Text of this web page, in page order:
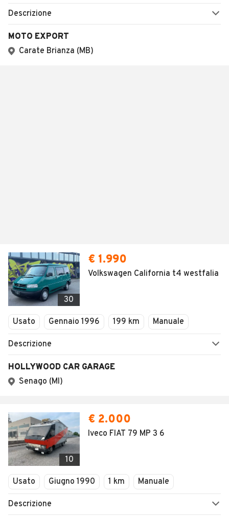
Descrizione
MOTO EXPORT
Carate Brianza (MB)
30
€ 1.990
Volkswagen California t4 westfalia
Usato Gennaio 1996 199 km Manuale
Descrizione
HOLLYWOOD CAR GARAGE
Senago (MI)
10
€ 2.000
Iveco FIAT 79 MP 3 6
Usato Giugno 1990 1 km Manuale
Descrizione